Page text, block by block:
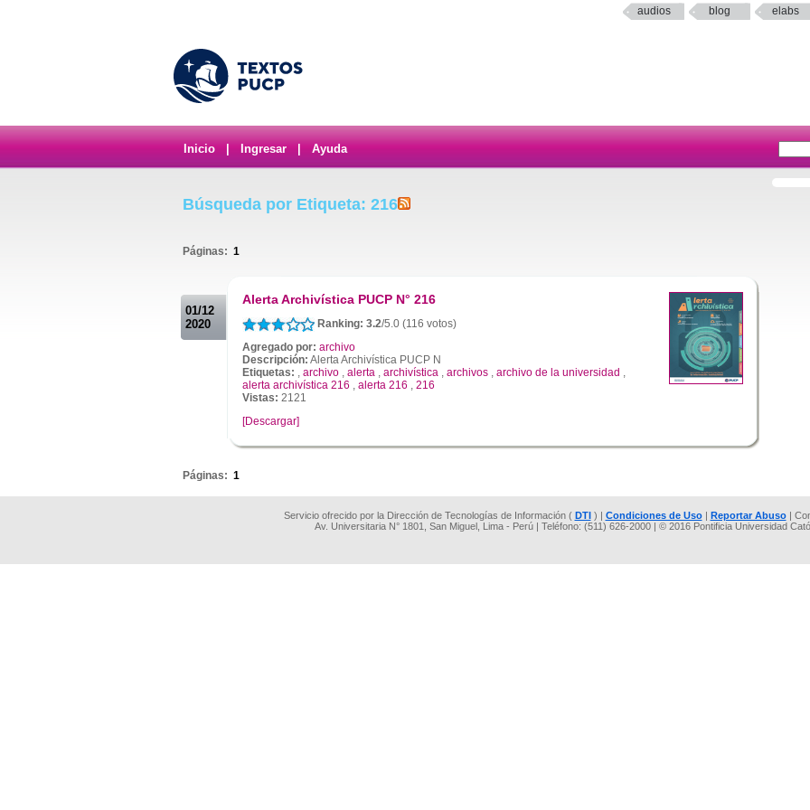
audios blog elabs
Inicio Ingresar Ayuda
Búsqueda por Etiqueta: 216
Páginas: 1
01/12
2020
Alerta Archivística PUCP N° 216
Ranking: 3.2/5.0 (116 votos)
Agregado por: archivo
Descripción: Alerta Archivística PUCP N
Etiquetas: , archivo , alerta , archivística , archivos , archivo de la universidad ,
alerta archivística 216 , alerta 216 , 216
Vistas: 2121
[Descargar]
Páginas: 1
Servicio ofrecido por la Dirección de Tecnologías de Información ( DTI) | Condiciones de Uso| Reportar Abuso|
Av. Universitaria N° 1801, San Miguel, Lima - Perú | Teléfono: (511) 626-2000 | © 2016 Pontificia Universidad